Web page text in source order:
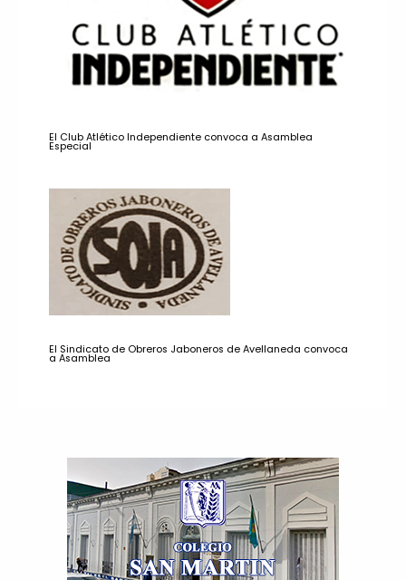
El Club Atlético Independiente convoca a Asamblea
Especial
El Sindicato de Obreros Jaboneros de Avellaneda convoca
a Asamblea